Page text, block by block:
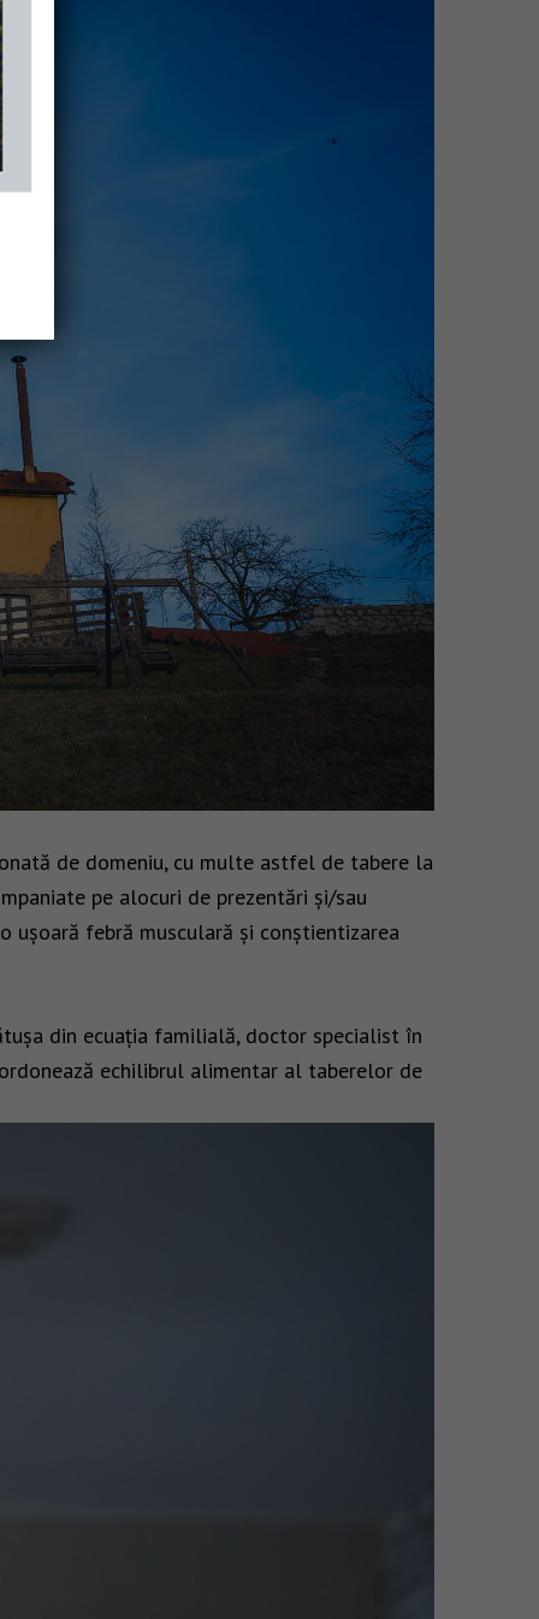
de domeniu, cu multe astfel de tabere la
pe alocuri de prezentări și/sau
ușoară febră musculară și conștientizarea
din ecuația familială, doctor specialist în
echilibrul alimentar al taberelor de